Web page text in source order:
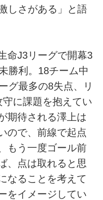
しさがある」と語
命J3リーグで開幕3
勝利。18チーム中
グ最多の8失点、リ
に課題を抱えてい
期待される澤上は
ので、前線で起点
もう一度ゴール前
、点は取れると思
なることを考えて
をイメージしてい